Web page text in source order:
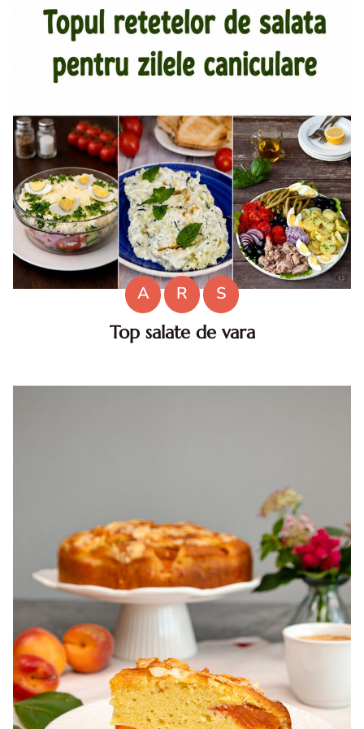
A R
S
Top salate de vara